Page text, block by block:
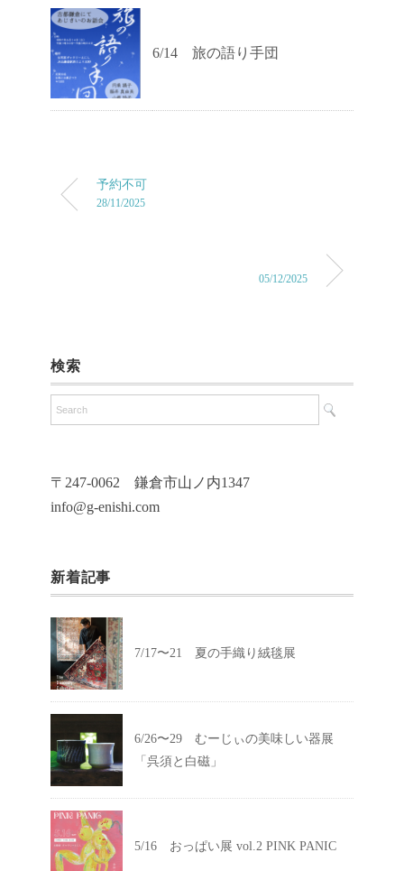
6/14 旅の語り手団
予約不可
28/11/2025
05/12/2025
検索
〒247-0062 鎌倉市山ノ内1347
info@g-enishi.com
新着記事
7/17〜21 夏の手織り絨毯展
6/26〜29 むーじぃの美味しい器展
「呉須と白磁」
5/16 おっぱい展 vol.2 PINK PANIC